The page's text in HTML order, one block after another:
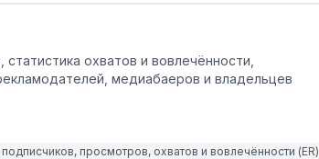
охватов и вовлечённости,
медиабаеров и владельцев
просмотров, охватов и вовлечённости (ER)